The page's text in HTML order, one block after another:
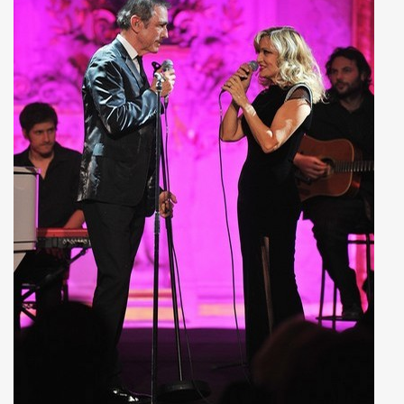
SUR TERRE" au THEATRE EDOUARD VII
"THE NAMELESS SPECTACLE" (2011, avec
cinema speciale MARIE FRANCE (8 octobre 2011)
la 17e edition de "CHERIES-CHERIS" du 7 au 16
le 20 juillet 2011 a L'ANGORA (Paris).
integral) de BIJOU SVP (PHILIPPE DAUGA) le 21
MIAM ET LES LOVED DRONES, JACQUES DUVALL,
au "Cafe-debat" autour de COPI le 2 avril 2011 au
"IL Y AVAIT UNE FOIS FREAKSVILLE" (2011).
en avant-premiere "LE BIJOU DE GAINSBOURG"